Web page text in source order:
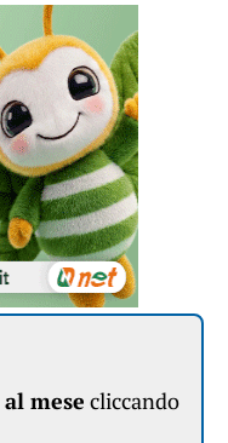
mese cliccando